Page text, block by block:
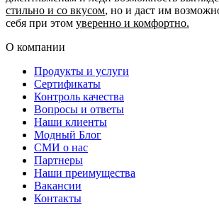
стильно и со вкусом, но и даст им
себя при этом уверенно и комфортно.
О компании
Продукты и услуги
Сертификаты
Контроль качества
Вопросы и ответы
Наши клиенты
Модный Блог
СМИ о нас
Партнеры
Наши преимущества
Вакансии
Контакты